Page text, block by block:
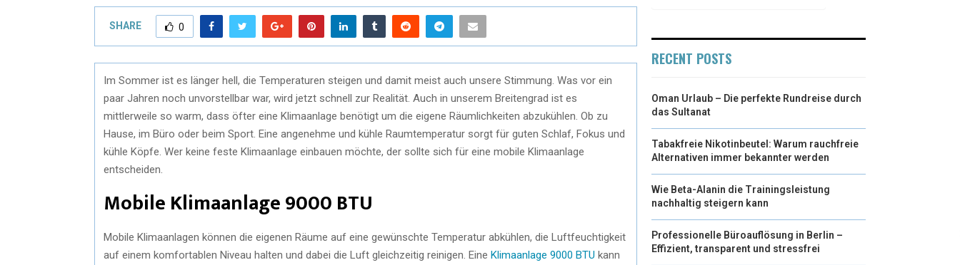
SHARE 0
Im Sommer ist es länger hell, die Temperaturen steigen und damit meist auch unsere Stimmung. Was vor ein
paar Jahren noch unvorstellbar war, wird jetzt schnell zur Realität. Auch in unserem Breitengrad ist es
mittlerweile so warm, dass öfter eine Klimaanlage benötigt um die eigene Räumlichkeiten abzukühlen. Ob zu
Hause, im Büro oder beim Sport. Eine angenehme und kühle Raumtemperatur sorgt für guten Schlaf, Fokus und
kühle Köpfe. Wer keine feste Klimaanlage einbauen möchte, der sollte sich für eine mobile Klimaanlage
entscheiden.
Mobile Klimaanlage 9000 BTU
Mobile Klimaanlagen können die eigenen Räume auf eine gewünschte Temperatur abkühlen, die Luftfeuchtigkeit
auf einem komfortablen Niveau halten und dabei die Luft gleichzeitig reinigen. Eine Klimaanlage 9000 BTU kann
RECENT POSTS
Oman Urlaub – Die perfekte Rundreise durch
das Sultanat
Tabakfreie Nikotinbeutel: Warum rauchfreie
Alternativen immer bekannter werden
Wie Beta-Alanin die Trainingsleistung
nachhaltig steigern kann
Professionelle Büroauflösung in Berlin –
Effizient, transparent und stressfrei